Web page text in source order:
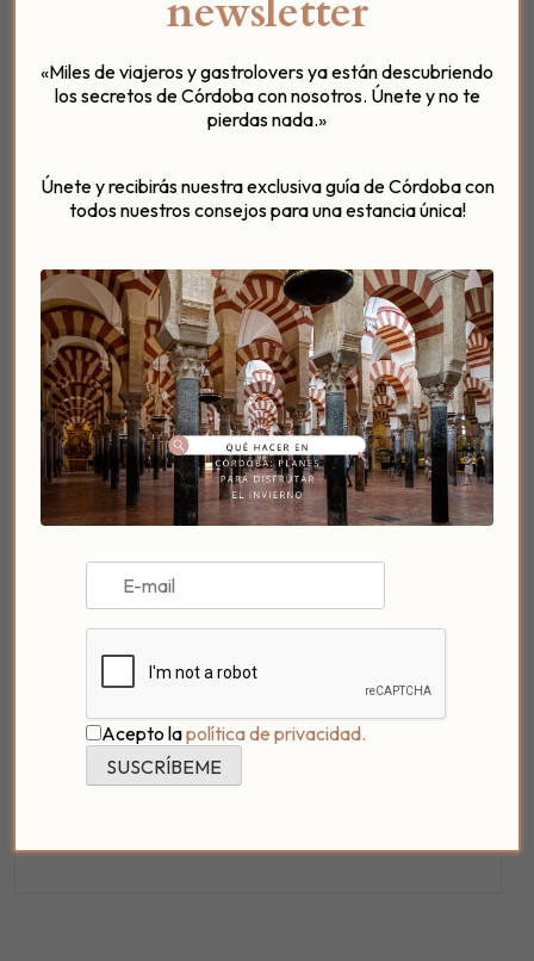
herencia de la época árabe en nuestra ciudad
que tenía esta disposición en las casas, donde a la
fachada no se le otorgaba importancia, para después
repleto de flores y plantas, yesta estructura se
conserva muy bien en todo el Casco Histórico
de Córdoba, una de las herencias históricas que se
conservan con mucho tacto y cuidados,un regalo
para los sentidos.
Otra de las características que puedes reconocer en
un auténtico patio cordobés es que l
as plantas y
flores muchas veces inundan las paredes, las
, hasta el punto en que no se aprecia lo que
es pared y lo que es planta, se funden en un abrazo
eterno y único.
Somos enamorados de Córdoba
, por eso la
escogimos como nuestra ciudad, y no puedes
perderte uno de los momentos del año más mágicos,
Córdoba también es calor de hogar.
newsletter
«Miles de viajeros y gastrolovers ya están descubriendo
los secretos de Córdoba con nosotros. Únete y no te
pierdas nada.»
Únete y recibirás nuestra exclusiva guía de Córdoba con
todos nuestros consejos para una estancia única!
Acepto lapolítica de privacidad.